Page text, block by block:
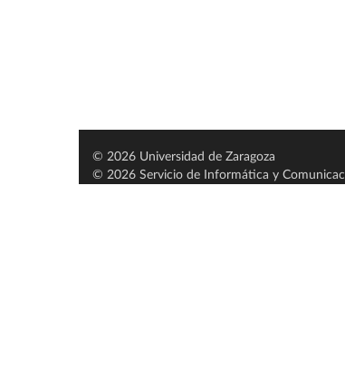
© 2026 Universidad de Zaragoza
© 2026 Servicio de Informática y